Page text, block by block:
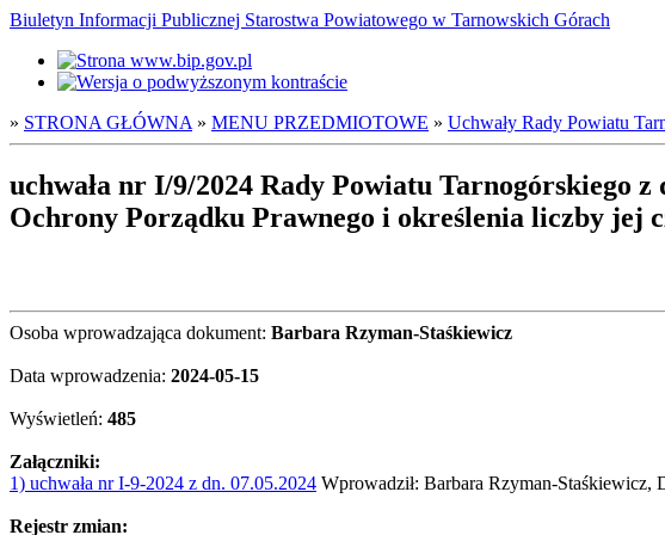
Biuletyn Informacji Publicznej Starostwa Powiatowego w Tarnowskich Górach
» STRONA GŁÓWNA » MENU PRZEDMIOTOWE » Uchwały Rady Powiatu
uchwała nr I/9/2024 Rady Powiatu Tarnogórskiego
Ochrony Porządku Prawnego i określenia liczby jej
Osoba wprowadzająca dokument: Barbara Rzyman-Staśkiewicz
Data wprowadzenia: 2024-05-15
Wyświetleń: 485
Załączniki:
1) uchwała nr I-9-2024 z dn. 07.05.2024 Wprowadził: Barbara Rzyman-
Rejestr zmian: